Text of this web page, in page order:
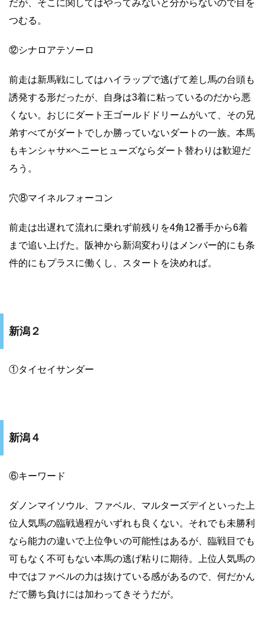
だが、そこに関してはやってみないと分からないので目を
つむる。
⑫シナロアテソーロ
前走は新馬戦にしてはハイラップで逃げて差し馬の台頭も
誘発する形だったが、自身は3着に粘っているのだから悪
くない。おじにダート王ゴールドドリームがいて、その兄
弟すべてがダートでしか勝っていないダートの一族。本馬
もキンシャサ×ヘニーヒューズならダート替わりは歓迎だ
ろう。
穴⑧マイネルフォーコン
前走は出遅れて流れに乗れず前残りを4角12番手から6着
まで追い上げた。阪神から新潟変わりはメンバー的にも条
件的にもプラスに働くし、スタートを決めれば。
新潟２
①タイセイサンダー
新潟４
⑥キーワード
ダノンマイソウル、ファベル、マルターズデイといった上
位人気馬の臨戦過程がいずれも良くない。それでも未勝利
なら能力の違いで上位争いの可能性はあるが、臨戦目でも
可もなく不可もない本馬の逃げ粘りに期待。上位人気馬の
中ではファベルの力は抜けている感があるので、何だかん
だで勝ち負けには加わってきそうだが。